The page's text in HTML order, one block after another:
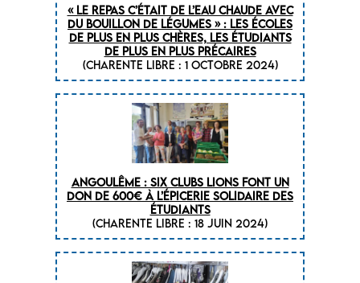
« Le repas c’était de l’eau chaude avec
du bouillon de légumes » : les écoles
de plus en plus chères, les étudiants
de plus en plus précaires
(CHARENTE LIBRE : 1 octobre 2024)
ANGOULÊME : SIX CLUBS LIONS FONT UN
DON DE 600€ À L’ÉPICERIE SOLIDAIRE DES
ÉTUDIANTS
(CHARENTE LIBRE : 18 juin 2024)